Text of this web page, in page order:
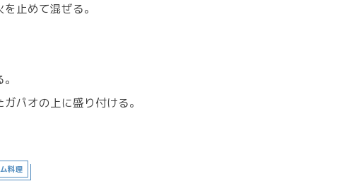
止めて混ぜる。
パオの上に盛り付ける。
料理